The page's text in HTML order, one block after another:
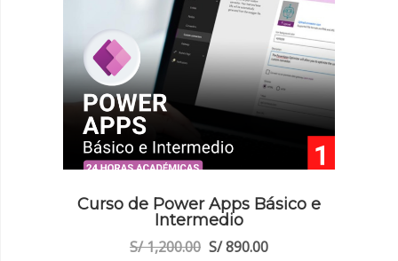
Curso de Power Apps Básico e
Intermedio
S/1,200.00 El
S/890.00El